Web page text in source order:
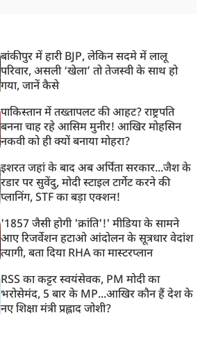
बांकीपुर में हारी BJP, लेकिन सदमे में लालू
परिवार, असली ‘खेला’ तो तेजस्वी के साथ हो
गया, जानें कैसे
पाकिस्तान में तख्तापलट की आहट? राष्ट्रपति
बनना चाह रहे आसिम मुनीर! आखिर मोहसिन
नकवी को ही क्यों बनाया मोहरा?
इशरत जहां के बाद अब अर्पिता सरकार...जैश के
रडार पर सुवेंदु, मोदी स्टाइल टार्गेट करने की
प्लानिंग, STF का बड़ा एक्शन!
'1857 जैसी होगी 'क्रांति'!' मीडिया के सामने
आए रिजर्वेशन हटाओ आंदोलन के सूत्रधार वेदांश
त्यागी, बता दिया RHA का मास्टरप्लान
RSS का कट्टर स्वयंसेवक, PM मोदी का
भरोसेमंद, 5 बार के MP...आखिर कौन हैं देश के
नए शिक्षा मंत्री प्रह्लाद जोशी?